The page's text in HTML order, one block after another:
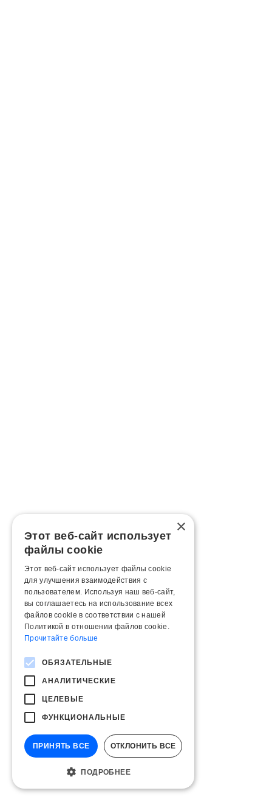
×
Этот веб-сайт использует
файлы cookie
Этот веб-сайт использует файлы cookie
для улучшения взаимодействия с
пользователем. Используя наш веб-сайт,
вы соглашаетесь на использование всех
файлов cookie в соответствии с нашей
Политикой в ​​отношении файлов cookie.
Прочитайте больше
ОБЯЗАТЕЛЬНЫЕ
АНАЛИТИЧЕСКИЕ
ЦЕЛЕВЫЕ
ФУНКЦИОНАЛЬНЫЕ
ПРИНЯТЬ ВСЕ ОТКЛОНИТЬ ВСЕ
ПОДРОБНЕЕ